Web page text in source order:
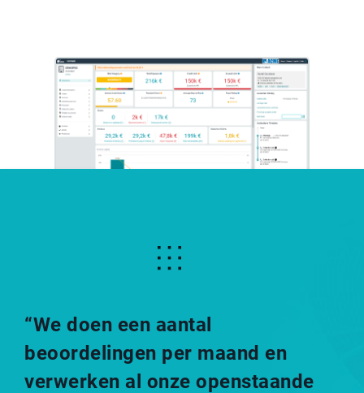
“We doen een aantal
beoordelingen per maand en
verwerken al onze openstaande